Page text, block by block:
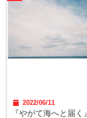
2022/06/11
『やがて海へと届く